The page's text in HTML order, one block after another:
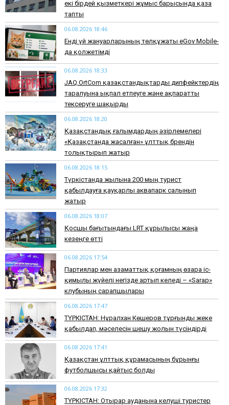
екі бірдей қызметкері жұмыс барысында қаза
тапты
06.08.2026 18:46
Енді үй жануарларының төлқұжаты eGov Mobile-
да қолжетімді
06.08.2026 18:33
JAQ.OrtCom қазақстандықтарды дипфейктердің
таралуына ықпал етпеуге және ақпаратты
тексеруге шақырды
06.08.2026 18:20
Қазақстандық ғалымдардың әзірлемелері
«Қазақстанда жасалған» ұлттық брендін
толықтырып жатыр
06.08.2026 18:15
Түркістанда жылына 200 мың турист
қабылдауға қауқарлы аквапарк салынып
жатыр
06.08.2026 18:07
Қосшы бағытындағы LRT құрылысы жаңа
кезеңге өтті
06.08.2026 17:54
Партиялар мен азаматтық қоғамның өзара іс-
қимылы жүйелі негізде артып келеді – «Sarap»
клубының сарапшылары
06.08.2026 17:47
ТҮРКІСТАН: Нұралхан Көшеров тұрғынды жеке
қабылдап, мәселесін шешу жолын түсіндірді
06.08.2026 17:41
Қазақстан ұлттық құрамасының бұрынғы
футболшысы қайтыс болды
06.08.2026 17:32
ТҮРКІСТАН: Отырар ауданына келуші туристер